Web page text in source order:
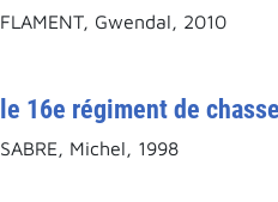
FLAMENT, Gwendal, 2010
le 16e régiment de
SABRE, Michel, 1998